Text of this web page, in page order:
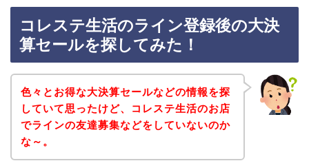
コレステ生活のライン登録後の大決
算セールを探してみた！
色々とお得な大決算セールなどの情報を探
していて思ったけど、コレステ生活のお店
でラインの友達募集などをしていないのか
な～。